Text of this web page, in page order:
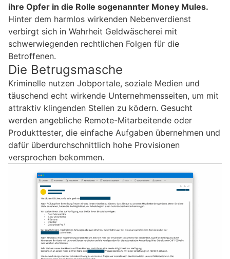
ihre Opfer in die Rolle sogenannter Money Mules.
Hinter dem harmlos wirkenden Nebenverdienst
verbirgt sich in Wahrheit Geldwäscherei mit
schwerwiegenden rechtlichen Folgen für die
Betroffenen.
Die Betrugsmasche
Kriminelle nutzen Jobportale, soziale Medien und
täuschend echt wirkende Unternehmensseiten, um mit
attraktiv klingenden Stellen zu ködern. Gesucht
werden angebliche Remote-Mitarbeitende oder
Produkttester, die einfache Aufgaben übernehmen und
dafür überdurchschnittlich hohe Provisionen
versprochen bekommen.